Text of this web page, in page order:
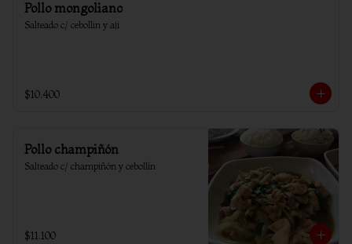
Pollo mongoliano
Salteado c/ cebollin y aji
$10.400
Pollo champiñón
Salteado c/ champiñón y cebollín
$11.100